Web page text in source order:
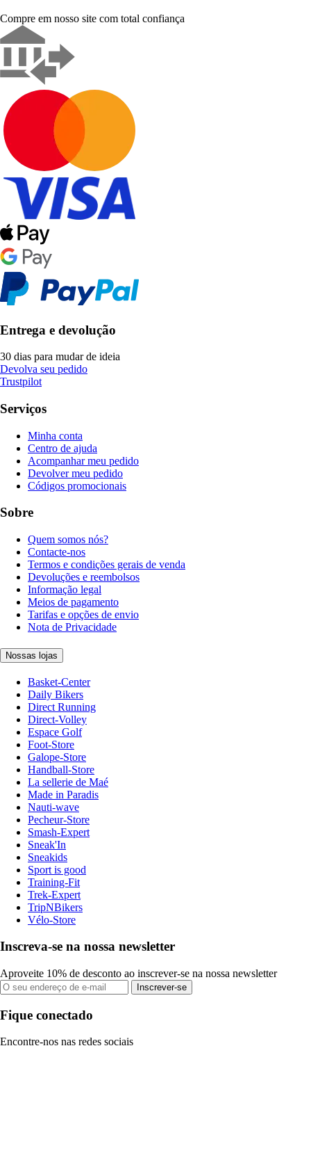
Compre em nosso site com total confiança
Entrega e devolução
30 dias para mudar de ideia
Devolva seu pedido
Trustpilot
Serviços
Minha conta
Centro de ajuda
Acompanhar meu pedido
Devolver meu pedido
Códigos promocionais
Sobre
Quem somos nós?
Contacte-nos
Termos e condições gerais de venda
Devoluções e reembolsos
Informação legal
Meios de pagamento
Tarifas e opções de envio
Nota de Privacidade
Nossas lojas
Basket-Center
Daily Bikers
Direct Running
Direct-Volley
Espace Golf
Foot-Store
Galope-Store
Handball-Store
La sellerie de Maé
Made in Paradis
Nauti-wave
Pecheur-Store
Smash-Expert
Sneak'In
Sneakids
Sport is good
Training-Fit
Trek-Expert
TripNBikers
Vélo-Store
Inscreva-se na nossa newsletter
Aproveite 10% de desconto ao inscrever-se na nossa newsletter
Inscrever-se
Fique conectado
Encontre-nos nas redes sociais